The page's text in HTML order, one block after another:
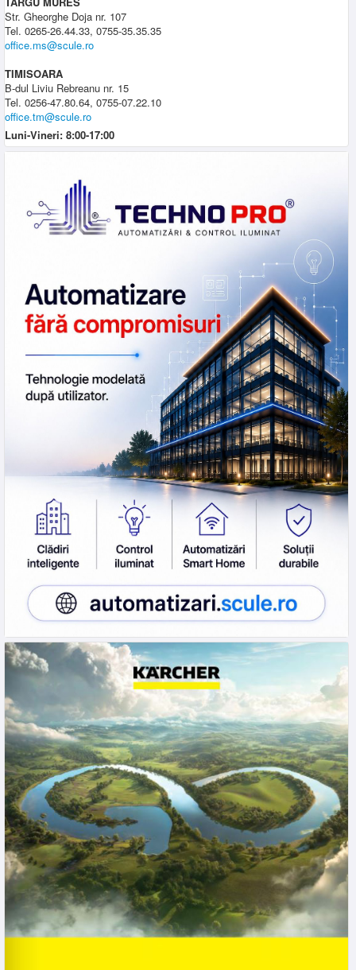
Str. Gheorghe Doja nr. 107
Tel. 0265-26.44.33, 0755-35.35.35
office.ms@scule.ro
TIMISOARA
B-dul Liviu Rebreanu nr. 15
Tel. 0256-47.80.64, 0755-07.22.10
office.tm@scule.ro
Luni-Vineri: 8:00-17:00